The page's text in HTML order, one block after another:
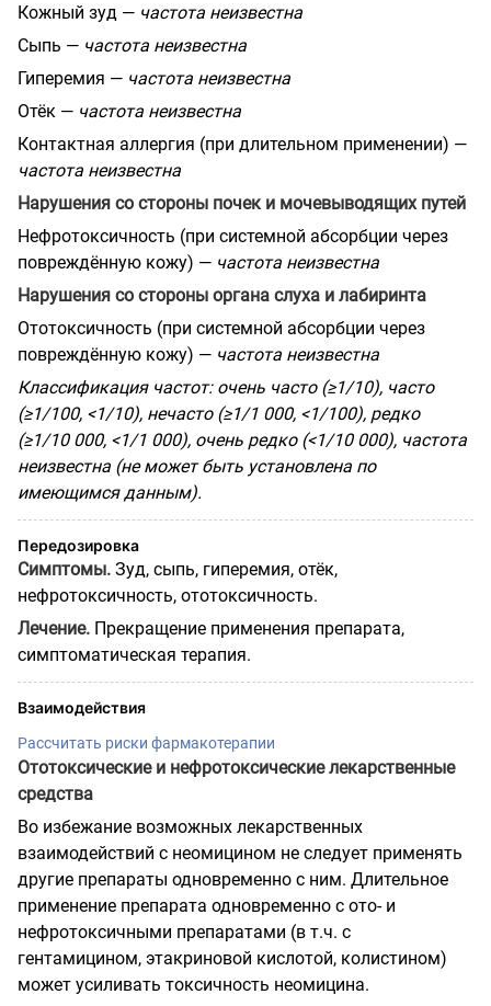
Кожный зуд — частота неизвестна
Сыпь — частота неизвестна
Гиперемия — частота неизвестна
Отёк — частота неизвестна
Контактная аллергия (при длительном применении) —
частота неизвестна
Нарушения со стороны почек и мочевыводящих путей
Нефротоксичность (при системной абсорбции через
повреждённую кожу) — частота неизвестна
Нарушения со стороны органа слуха и лабиринта
Ототоксичность (при системной абсорбции через
повреждённую кожу) — частота неизвестна
Классификация частот: очень часто (≥1/10), часто
(≥1/100, <1/10), нечасто (≥1/1 000, <1/100), редко
(≥1/10 000, <1/1 000), очень редко (<1/10 000), частота
неизвестна (не может быть установлена по
имеющимся данным).
Передозировка
Симптомы. Зуд, сыпь, гиперемия, отёк,
нефротоксичность, ототоксичность.
Лечение. Прекращение применения препарата,
симптоматическая терапия.
Взаимодействия
Рассчитать риски фармакотерапии
Ототоксические и нефротоксические лекарственные
средства
Во избежание возможных лекарственных
взаимодействий с неомицином не следует применять
другие препараты одновременно с ним. Длительное
применение препарата одновременно с ото- и
нефротоксичными препаратами (в т.ч. с
гентамицином, этакриновой кислотой, колистином)
может усиливать токсичность неомицина.